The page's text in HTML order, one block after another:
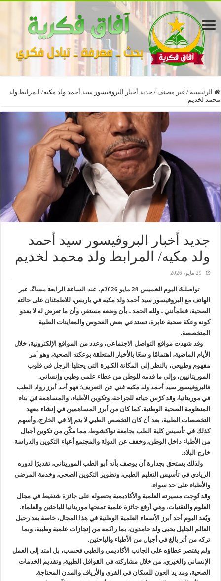
الرئيسية / غير مصنف / جديد أخبار البروفيسور سيد أحمد ولد مكيه/ المرابط ولد
محمد لخديم
جديد أخبار البروفيسور سيد أحمد
ولد مكيه/ المرابط ولد محمد لخديم
29 مايو، 2026
تواصلتُ اليوم الخميس 29 مايو 2026م، عند الساعة الرابعة مساءً، عبر
الهاتف مع البروفيسور سيد أحمد ولد مكيه في باريس، للاطمئنان على حالته
الصحية، فطمأنني ـ ولله الحمد ـ بأن وضعه مستقر، وأن ما تعرض له لا يعدو
كونه وعكة صحية عابرة، تستدعي بعض الفحوص والمعاينات الطبية
المتخصصة.
وقد شهدت مواقع التواصل الاجتماعي، وعدد من المواقع الإلكترونية، خلال
الأيام الماضية، اهتمامًا واسعًا بالأخبار المتعلقة بوعكته الصحية، وهو أمر
مفهوم وطبيعي، بالنظر إلى المكانة الكبيرة التي يحتلها الرجل في قلوب
الموريتانيين، وإلى ما قدمه للوطن من عطاء علمي وطبي وإنساني.
فالبروفيسور سيد أحمد ولد مكيه غني عن التعريف؛ فهو أحد أبرز رواد الطب
في موريتانيا، وقد كرّس حياته للجراحة، وتكوين الأطباء، والمساهمة في بناء
المنظومة الصحية الوطنية. كما كان من أبرز المساهمين في إنشاء معهد
التخصصات الطبية، بعد أن كان التخصص الطبي لا يتم إلا في الخارج، وأسهم
كذلك في تأسيس كلية الطب بجامعة نواكشوط، مما مكّن من تكوين أجيال
من الأطباء داخل الوطن، وخفف عن الدولة والمجتمع أعباء التكوين والدراسة
خارج البلاد.
ولذلك يستحق بجدارة أن يوصف بأنه أبو الطب الموريتاني، تقديرًا لدوره
الريادي في تأسيس التعليم الطبي، وتطوير التكوين الصحي، وخدمة المرضى
والأطباء على حد سواء.
وقد تُوجت مسيرته العلمية والأكاديمية بحصوله على جائزة شنقيط في مجال
العلوم والتقنيات، وهي أرفع جائزة علمية تمنحها موريتانيا للباحثين والعلماء.
ويُعد اليوم أحد أبرز الأسماء العلمية الوطنية في هذا المجال، خاصة بعد رحيل
العالم الجليل يحيى ولد حامدون، بما راكمه من إنجازات علمية وطبية، وبما
تركه من أثر بالغ في أجيال من الأطباء والباحثين.
ولم يقتصر عطاؤه على الجانب الأكاديمي والطبي فحسب، بل امتد إلى العمل
الإنساني والخيري، من خلال مشاركته في القوافل الطبية، وتقديم الخدمات
الصحية، ومد يد العون للسكان في القرى والأرياف والمدن المحتاجة.